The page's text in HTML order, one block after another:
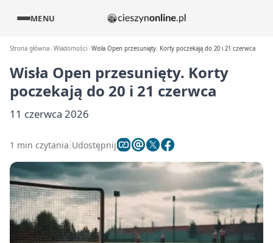
MENU
Strona główna Wiadomości Wisła Open przesunięty. Korty poczekają do 20 i 21 czerwca
Wisła Open przesunięty. Korty
poczekają do 20 i 21 czerwca
11 czerwca 2026
1 min czytania Udostępnij